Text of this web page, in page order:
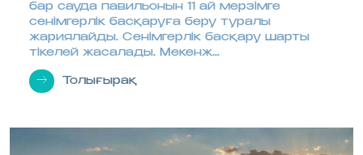
бар сауда павильонын 11 ай мерзімге
сенімгерлік басқаруға беру туралы
жариялайды. Сенімгерлік басқару шарты
тікелей жасалады. Мекенж...
Толығырақ